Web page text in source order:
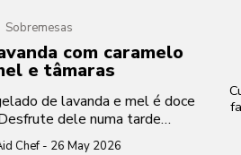
Sobremesas
com caramelo
e tâmaras
de lavanda e mel é doce
dele numa tarde
de verão.
Chef - 26 May 2026